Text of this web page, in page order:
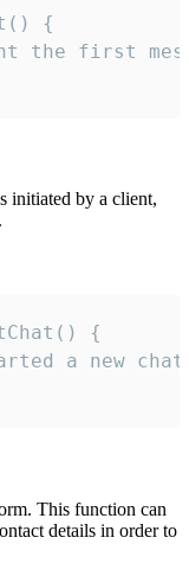
{
the first
initiated by a client,
{
a new
This function can
details in order to